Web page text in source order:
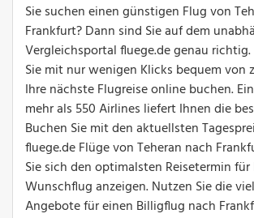
Sie suchen einen günstigen Flug von
Frankfurt? Dann sind Sie auf dem
Vergleichsportal fluege.de genau
Sie mit nur wenigen Klicks bequem von
Ihre nächste Flugreise online buchen.
mehr als 550 Airlines liefert Ihnen die
Buchen Sie mit den aktuellsten
fluege.de Flüge von Teheran nach
Sie sich den optimalsten Reisetermin für
Wunschflug anzeigen. Nutzen Sie die
Angebote für einen Billigflug nach